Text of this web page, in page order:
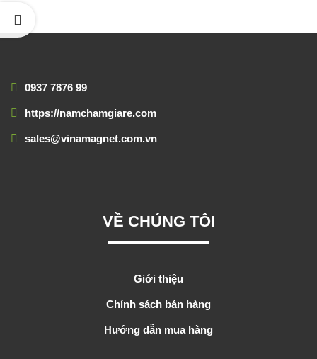
0937 7876 99
https://namchamgiare.com
sales@vinamagnet.com.vn
VỀ CHÚNG TÔI
Giới thiệu
Chính sách bán hàng
Hướng dẫn mua hàng